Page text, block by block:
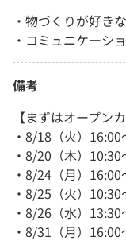
・物づくりが好き
・コミュニケーシ
備考
【まずはオープン
・8/18（火）16:00
・8/20（木）10:30
・8/24（月）16:00
・8/25（火）10:30
・8/26（水）13:30
・8/31（月）16:00